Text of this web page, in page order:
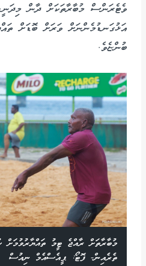
ވެޓެރަންސް މުބާރާތަކަށް ދާން
އަޅުގަނޑުމެންނަށް ވަރަށް ބޮޑަށް
ބުންޏެވެ.
މުބާރާތަށް ރާއްޖެ ޓީމު ތައްޔާރުވުމަށް
ތެރެއިން- ފޮޓޯ: ޕީއެސްއެމް ނިއުސް